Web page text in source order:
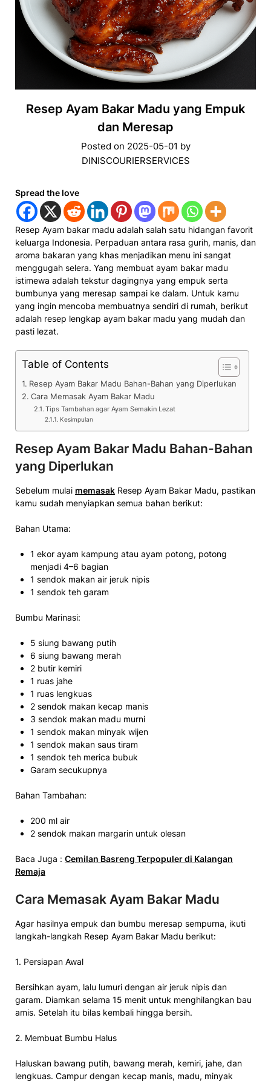
Resep Ayam Bakar Madu yang Empuk
dan Meresap
Posted on 2025-05-01 by
DINISCOURIERSERVICES
Spread the love
Resep Ayam bakar madu adalah salah satu hidangan favorit
keluarga Indonesia. Perpaduan antara rasa gurih, manis, dan
aroma bakaran yang khas menjadikan menu ini sangat
menggugah selera. Yang membuat ayam bakar madu
istimewa adalah tekstur dagingnya yang empuk serta
bumbunya yang meresap sampai ke dalam. Untuk kamu
yang ingin mencoba membuatnya sendiri di rumah, berikut
adalah resep lengkap ayam bakar madu yang mudah dan
pasti lezat.
Table of Contents
Resep Ayam Bakar Madu Bahan-Bahan yang Diperlukan
Cara Memasak Ayam Bakar Madu
Tips Tambahan agar Ayam Semakin Lezat
Kesimpulan
Resep Ayam Bakar Madu Bahan-Bahan
yang Diperlukan
Sebelum mulai memasak Resep Ayam Bakar Madu, pastikan
kamu sudah menyiapkan semua bahan berikut:
Bahan Utama:
1 ekor ayam kampung atau ayam potong, potong
menjadi 4–6 bagian
1 sendok makan air jeruk nipis
1 sendok teh garam
Bumbu Marinasi:
5 siung bawang putih
6 siung bawang merah
2 butir kemiri
1 ruas jahe
1 ruas lengkuas
2 sendok makan kecap manis
3 sendok makan madu murni
1 sendok makan minyak wijen
1 sendok makan saus tiram
1 sendok teh merica bubuk
Garam secukupnya
Bahan Tambahan:
200 ml air
2 sendok makan margarin untuk olesan
Baca Juga : Cemilan Basreng Terpopuler di Kalangan
Remaja
Cara Memasak Ayam Bakar Madu
Agar hasilnya empuk dan bumbu meresap sempurna, ikuti
langkah-langkah Resep Ayam Bakar Madu berikut:
1. Persiapan Awal
Bersihkan ayam, lalu lumuri dengan air jeruk nipis dan
garam. Diamkan selama 15 menit untuk menghilangkan bau
amis. Setelah itu bilas kembali hingga bersih.
2. Membuat Bumbu Halus
Haluskan bawang putih, bawang merah, kemiri, jahe, dan
lengkuas. Campur dengan kecap manis, madu, minyak